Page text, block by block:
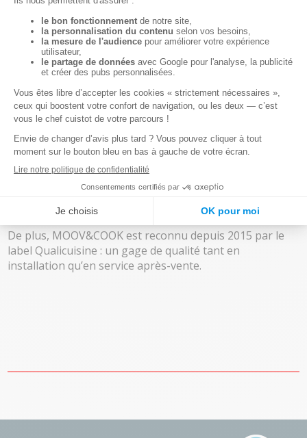
La qualité d’un process contrôlé
En amont du projet, vous participez activement à
l’élaboration de votre cuisine modulaire. Nous vous
plan 3D de votre prochaine installation. De ce fait, vous
maîtrisez chaque ingrédient qui entre dans votre cuisine.
De plus, MOOV&COOK est reconnu depuis 2015 par le
label Qualicuisine : un gage de qualité tant en
installation qu’en service après-vente.